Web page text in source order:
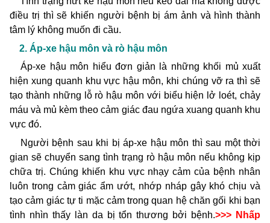
điều trị thì sẽ khiến người bệnh bị ám ảnh và hình thành
tâm lý không muốn đi cầu.
2. Áp-xe hậu môn và rò hậu môn
Áp-xe hậu môn hiểu đơn giản là những khối mủ xuất
hiện xung quanh khu vực hậu môn, khi chúng vỡ ra thì sẽ
tạo thành những lỗ rò hậu môn với biểu hiện lở loét, chảy
máu và mủ kèm theo cảm giác đau ngứa xuang quanh khu
vực đó.
Người bệnh sau khi bị áp-xe hậu môn thì sau một thời
gian sẽ chuyển sang tình trạng rò hậu môn nếu không kịp
chữa trị. Chúng khiến khu vực nhạy cảm của bệnh nhân
luôn trong cảm giác ẩm ướt, nhớp nháp gây khó chịu và
tạo cảm giác tự ti mặc cảm trong quan hệ chăn gối khi bạn
tình nhìn thấy làn da bị tổn thương bởi bệnh.>>> Nhấp